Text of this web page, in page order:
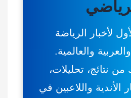
لأخبار الرياضة
والعالمية.
نتائج، تحليلات،
الأندية واللاعبين في